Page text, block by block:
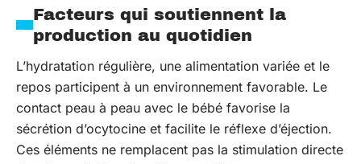
Facteurs qui soutiennent la
production au quotidien
L’hydratation régulière, une alimentation variée et le
repos participent à un environnement favorable. Le
contact peau à peau avec le bébé favorise la
sécrétion d’ocytocine et facilite le réflexe d’éjection.
Ces éléments ne remplacent pas la stimulation directe